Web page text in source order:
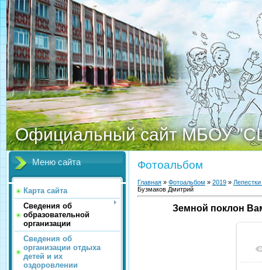
Официальный сайт МБОУ
Меню сайта
Карта сайта
Сведения об
образовательной
организации
Сведения об
организации отдыха
детей и их
оздоровлении
Фотоальбом
Главная » Фотоальбом » 2019 »
Бузмаков Дмитрий
Земной поклон